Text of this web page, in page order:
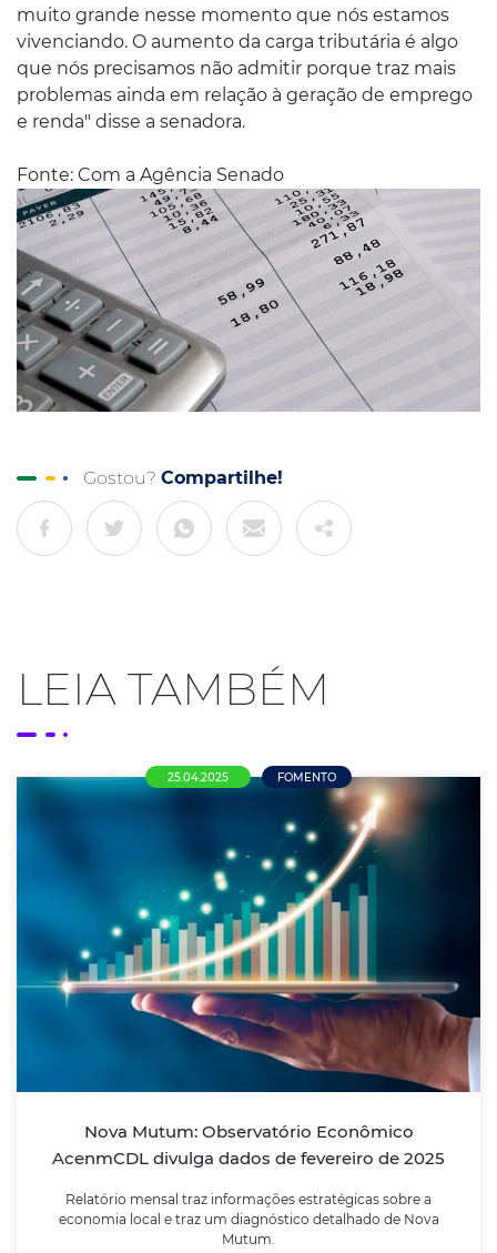
muito grande nesse momento que nós estamos
vivenciando. O aumento da carga tributária é algo
que nós precisamos não admitir porque traz mais
problemas ainda em relação à geração de emprego
e renda" disse a senadora.
Fonte: Com a Agência Senado
Gostou? Compartilhe!
LEIA TAMBÉM
25.04.2025 FOMENTO
Nova Mutum: Observatório Econômico
AcenmCDL divulga dados de fevereiro de 2025
Relatório mensal traz informações estratégicas sobre a
economia local e traz um diagnóstico detalhado de Nova
Mutum.
Nova Mutum: Observatório Econômico
AcenmCDL divulga dados de fevereiro de
2025
Relatório mensal traz informações estratégicas sobre
a economia local e traz um diagnóstico detalhado de
LEIA MAIS